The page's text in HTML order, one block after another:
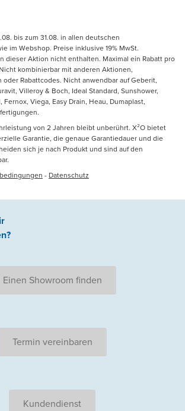
bis zum 31.08. in allen deutschen
im Webshop. Preise inklusive 19% MwSt.
dieser Aktion nicht enthalten. Maximal ein Rabatt pro
kombinierbar mit anderen Aktionen,
Rabattcodes. Nicht anwendbar auf Geberit,
Villeroy & Boch, Ideal Standard, Sunshower,
Fernox, Viega, Easy Drain, Heau, Dumaplast,
von 2 Jahren bleibt unberührt. X²O bietet
Garantie, die genaue Garantiedauer und die
sich je nach Produkt und sind auf den
- Datenschutz
?
Einen Showroom finden
Termin vereinbaren
Kundendienst